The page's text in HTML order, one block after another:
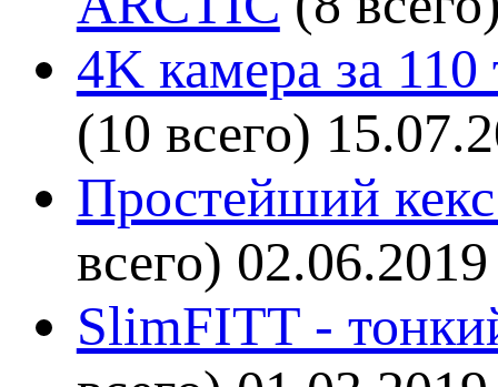
4K камера за
(10 всего)
Простейший кекс
всего) 02.06.2019
SlimFITT -